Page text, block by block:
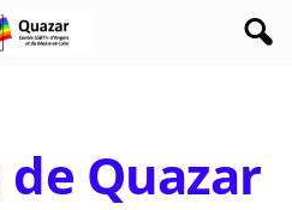
de Quazar